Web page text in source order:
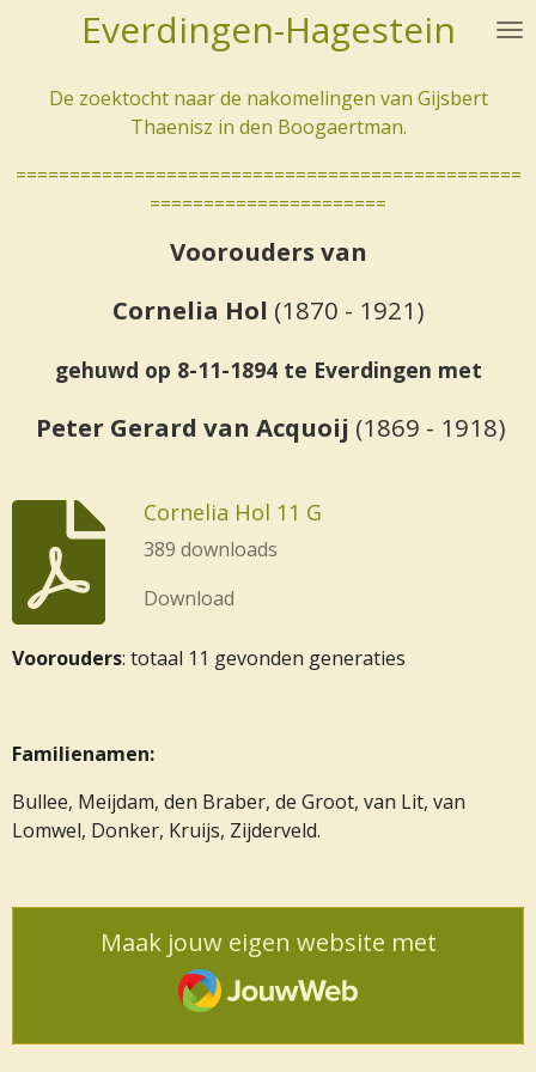
Everdingen-Hagestein
De zoektocht naar de nakomelingen van Gijsbert
Thaenisz in den Boogaertman.
===============================================
======================
Voorouders van
Cornelia Hol (1870 - 1921)
gehuwd op 8-11-1894 te Everdingen met
Peter Gerard van Acquoij (1869 - 1918)
Cornelia Hol 11 G
389 downloads
Download
Voorouders: totaal 11 gevonden generaties
Familienamen:
Bullee, Meijdam, den Braber, de Groot, van Lit, van
Lomwel, Donker, Kruijs, Zijderveld.
Maak jouw eigen website met
JouwWeb